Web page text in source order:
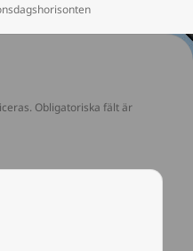
Obligatoriska fält är